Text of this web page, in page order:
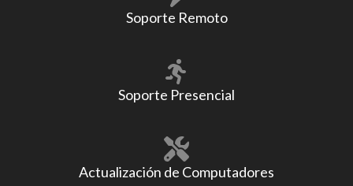
Soporte Remoto
Soporte Presencial
Actualización de Computadores